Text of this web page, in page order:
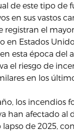
de este tipo de
en sus vastos
registran el
en Estados
esta época del
el riesgo de
en los
los incendios
han afectado al
de 2025,